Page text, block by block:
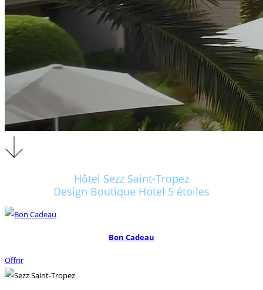
Hôtel Sezz Saint-Tropez
Design Boutique Hotel 5 étoiles
Bon Cadeau
Offrir